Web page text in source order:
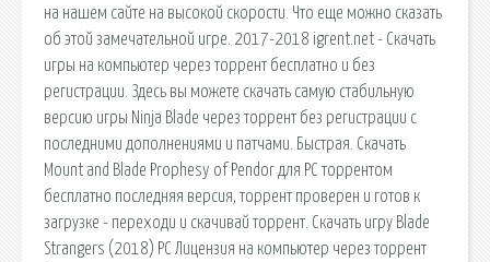
на нашем сайте на высокой скорости. Что еще можно сказать
об этой замечательной игре. 2017-2018 igrent.net - Скачать
игры на компьютер через торрент бесплатно и без
регистрации. Здесь вы можете скачать самую стабильную
версию игры Ninja Blade через торрент без регистрации с
последними дополнениями и патчами. Быстрая. Скачать
Mount and Blade Prophesy of Pendor для PC торрентом
бесплатно последняя версия, торрент проверен и готов к
загрузке - переходи и скачивай торрент. Скачать игру Blade
Strangers (2018) PC Лицензия на компьютер через торрент